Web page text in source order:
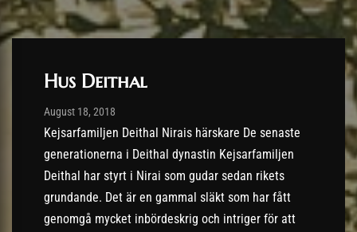
Hus Deithal
Post has published by
August 18, 2018
Kejsarfamiljen Deithal Nirais härskare De senaste
generationerna i Deithal dynastin Kejsarfamiljen
Deithal har styrt i Nirai som gudar sedan rikets
grundande. Det är en gammal släkt som har fått
genomgå mycket inbördeskrig och intriger för att